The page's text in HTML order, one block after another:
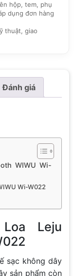
hộp, tem, phụ
dụng đơn hàng
thuật, giao
Đánh giá
WIWU Wi-
Wi-W022
Leju
sạc không dây
sản phẩm còn